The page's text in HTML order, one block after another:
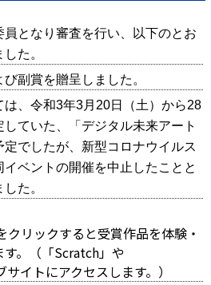
となり審査を行い、以下のとお
た。
副賞を贈呈しました。
は、令和3年3月20日（土）から28
ていた、「デジタル未来アート
定でしたが、新型コロナウイルス
ベントの開催を中止したことと
た。
クリックすると受賞作品を体験・
。（「Scratch」や
イトにアクセスします。）